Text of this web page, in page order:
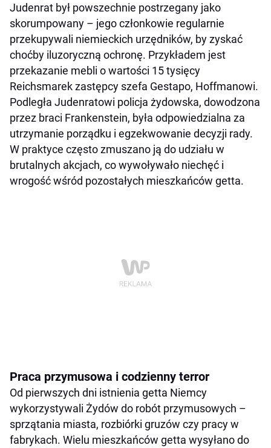
Judenrat był powszechnie postrzegany jako
skorumpowany – jego członkowie regularnie
przekupywali niemieckich urzędników, by zyskać
choćby iluzoryczną ochronę. Przykładem jest
przekazanie mebli o wartości 15 tysięcy
Reichsmarek zastępcy szefa Gestapo, Hoffmanowi.
Podległa Judenratowi policja żydowska, dowodzona
przez braci Frankenstein, była odpowiedzialna za
utrzymanie porządku i egzekwowanie decyzji rady.
W praktyce często zmuszano ją do udziału w
brutalnych akcjach, co wywoływało niechęć i
wrogość wśród pozostałych mieszkańców getta.
Praca przymusowa i codzienny terror
Od pierwszych dni istnienia getta Niemcy
wykorzystywali Żydów do robót przymusowych –
sprzątania miasta, rozbiórki gruzów czy pracy w
fabrykach. Wielu mieszkańców getta wysyłano do